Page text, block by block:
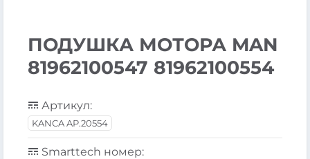
ПОДУШКА МОТОРА MAN
81962100547 81962100554
Артикул:
KANCA AP.20554
Smarttech номер: